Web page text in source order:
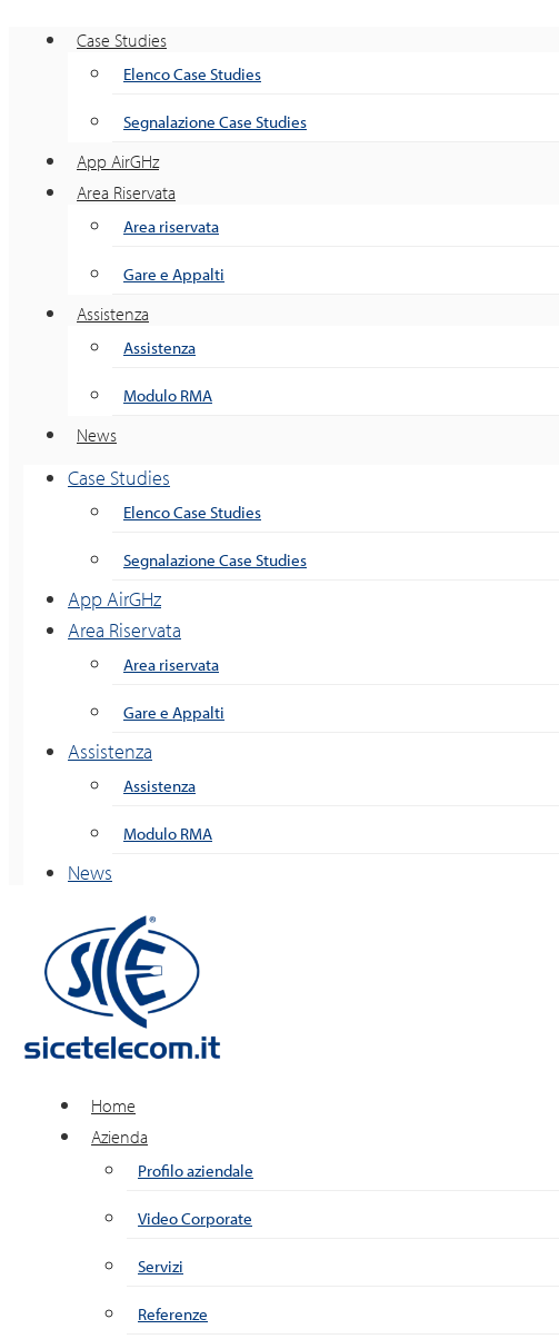
Case Studies
Elenco Case Studies
Segnalazione Case Studies
App AirGHz
Area Riservata
Area riservata
Gare e Appalti
Assistenza
Assistenza
Modulo RMA
News
Case Studies
Elenco Case Studies
Segnalazione Case Studies
App AirGHz
Area Riservata
Area riservata
Gare e Appalti
Assistenza
Assistenza
Modulo RMA
News
Home
Azienda
Profilo aziendale
Video Corporate
Servizi
Referenze